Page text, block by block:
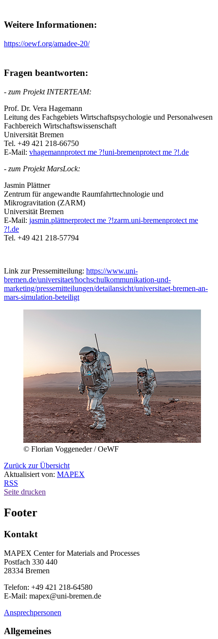
Weitere Informationen:
https://oewf.org/amadee-20/
Fragen beantworten:
- zum Projekt INTERTEAM:
Prof. Dr. Vera Hagemann
Leitung des Fachgebiets Wirtschaftspsychologie und Personalwesen
Fachbereich Wirtschaftswissenschaft
Universität Bremen
Tel. +49 421 218-66750
E-Mail: vhagemannprotect me ?!uni-bremenprotect me ?!.de
- zum Projekt MarsLock:
Jasmin Plättner
Zentrum für angewandte Raumfahrttechnologie und
Mikrogravitation (ZARM)
Universität Bremen
E-Mail: jasmin.plättnerprotect me ?!zarm.uni-bremenprotect me
?!.de
Tel. +49 421 218-57794
Link zur Pressemitteilung: https://www.uni-
bremen.de/universitaet/hochschulkommunikation-und-
marketing/pressemitteilungen/detailansicht/universitaet-bremen-an-
mars-simulation-beteiligt
© Florian Voggeneder / OeWF
Zurück zur Übersicht
Aktualisiert von: MAPEX
RSS
Seite drucken
Footer
Kontakt
MAPEX Center for Materials and Processes
Postfach 330 440
28334 Bremen
Telefon: +49 421 218-64580
E-Mail: mapex@uni-bremen.de
Ansprechpersonen
Allgemeines